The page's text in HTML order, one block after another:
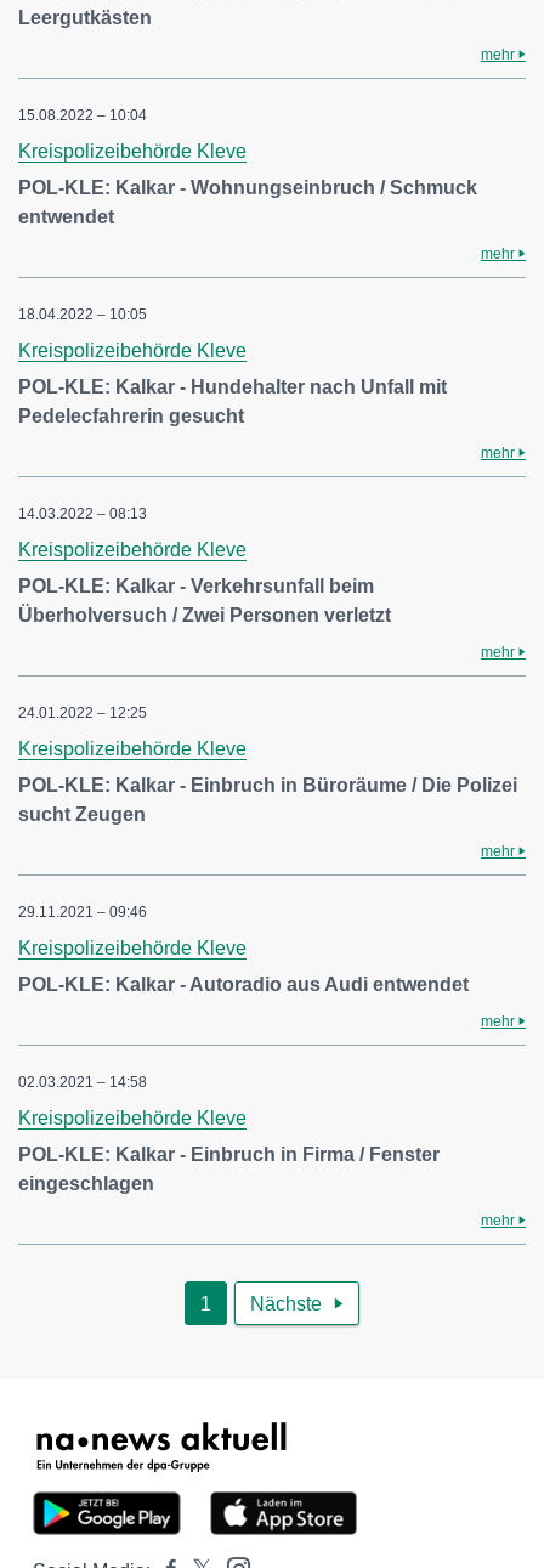
Leergutkästen
mehr
15.08.2022 – 10:04
Kreispolizeibehörde Kleve
POL-KLE: Kalkar - Wohnungseinbruch / Schmuck
entwendet
mehr
18.04.2022 – 10:05
Kreispolizeibehörde Kleve
POL-KLE: Kalkar - Hundehalter nach Unfall mit
Pedelecfahrerin gesucht
mehr
14.03.2022 – 08:13
Kreispolizeibehörde Kleve
POL-KLE: Kalkar - Verkehrsunfall beim
Überholversuch / Zwei Personen verletzt
mehr
24.01.2022 – 12:25
Kreispolizeibehörde Kleve
POL-KLE: Kalkar - Einbruch in Büroräume / Die Polizei
sucht Zeugen
mehr
29.11.2021 – 09:46
Kreispolizeibehörde Kleve
POL-KLE: Kalkar - Autoradio aus Audi entwendet
mehr
02.03.2021 – 14:58
Kreispolizeibehörde Kleve
POL-KLE: Kalkar - Einbruch in Firma / Fenster
eingeschlagen
mehr
1 Nächste 